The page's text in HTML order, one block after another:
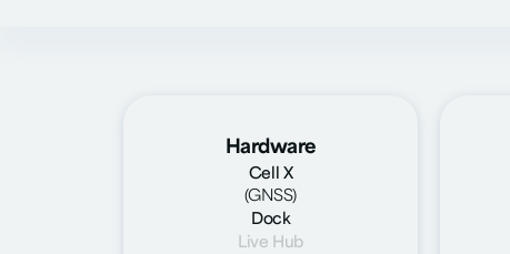
Hardware
Cell X
(GNSS)
Dock
Live Hub